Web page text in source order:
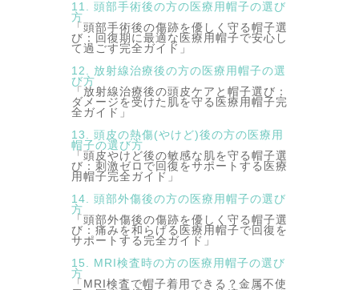
11. 頭部手術後の方の医療用帽子の選び
方
「頭部手術後の傷跡を優しく守る帽子選
び：回復期に最適な医療用帽子で安心し
て過ごす完全ガイド」
12. 放射線治療後の方の医療用帽子の選
び方
「放射線治療後の頭皮ケアと帽子選び：
ダメージを受けた肌を守る医療用帽子完
全ガイド」
13. 頭皮の熱傷(やけど)後の方の医療用
帽子の選び方
「頭皮やけど後の敏感な肌を守る帽子選
び：刺激ゼロで回復をサポートする医療
用帽子完全ガイド」
14. 頭部外傷後の方の医療用帽子の選び
方
「頭部外傷後の傷跡を優しく守る帽子選
び：痛みを和らげる医療用帽子で回復を
サポートする完全ガイド」
15. MRI検査時の方の医療用帽子の選び
方
「MRI検査で帽子着用できる？金属不使